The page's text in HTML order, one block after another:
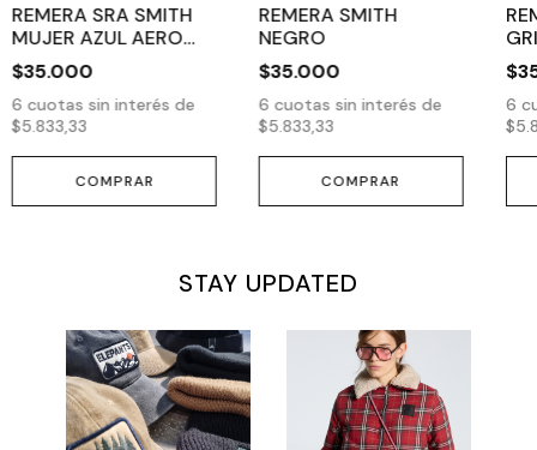
REMERA SRA SMITH
MUJER AZUL AERO
CLARO
$35.000
6 cuotas sin interés de
$5.833,33
COMPRAR
REMERA SMITH
NEGRO
$35.000
6 cuotas sin interés de
$5.833,33
COMPRAR
6
STAY UPDATED